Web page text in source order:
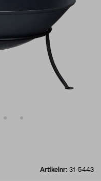
Artikelnr: 31-5443